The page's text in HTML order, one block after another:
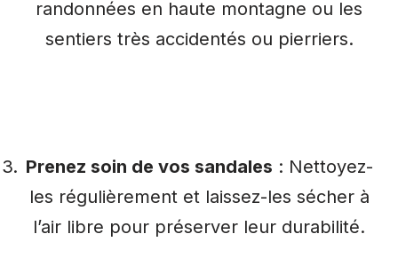
randonnées en haute montagne ou les
sentiers très accidentés ou pierriers.
Prenez soin de vos sandales : Nettoyez-
les régulièrement et laissez-les sécher à
l’air libre pour préserver leur durabilité.